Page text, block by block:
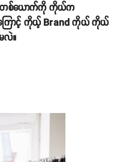
စုံတစ်ယောက်ကို ကိုယ်က
ြောင့် ကိုယ့် Brand ကိုယ် ကိုယ်
လဲ။